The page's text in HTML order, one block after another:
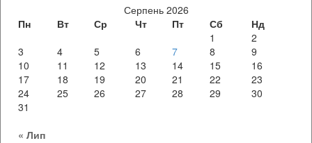
Серпень 2026
Пн
Вт Ср Чт Пт Сб
Нд
1
2
3
4 5 6 7 8
9
10
11 12 13 14 15
16
17
18 19 20 21 22
23
24
25 26 27 28 29
30
31
« Лип